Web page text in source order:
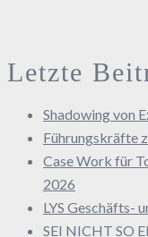
Letzte
Shadowing von
Führungskräfte
Case Work für
2026
LYS Geschäfts-
SEI NICHT SO